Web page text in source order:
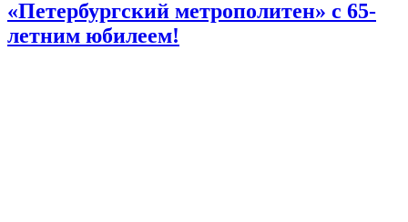
«Петербургский метрополитен» с 65-
летним юбилеем!